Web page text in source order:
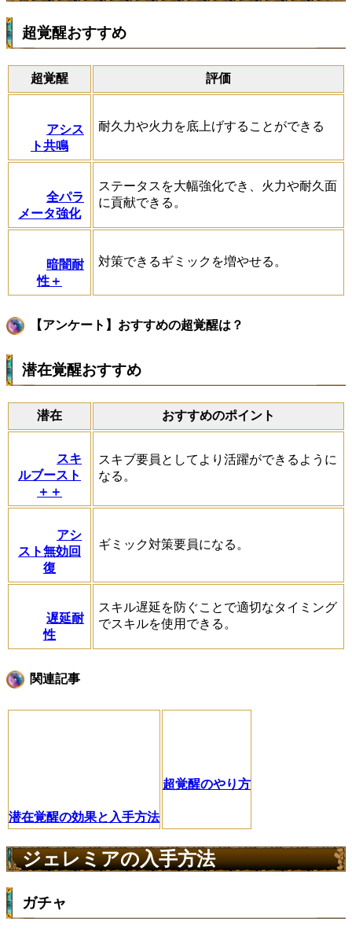
超覚醒おすすめ
超覚醒 評価
アシス
ト共鳴
耐久力や火力を底上げすることができる
全パラ
メータ強化
ステータスを大幅強化でき、火力や耐久面
に貢献できる。
暗闇耐
性＋
対策できるギミックを増やせる。
【アンケート】おすすめの超覚醒は？
潜在覚醒おすすめ
潜在 おすすめのポイント
スキ
ルブースト
＋＋
スキブ要員としてより活躍ができるように
なる。
アシ
スト無効回
復
ギミック対策要員になる。
遅延耐
性
スキル遅延を防ぐことで適切なタイミング
でスキルを使用できる。
関連記事
潜在覚醒の効果と入手方法
超覚醒のやり方
ジェレミアの入手方法
ガチャ